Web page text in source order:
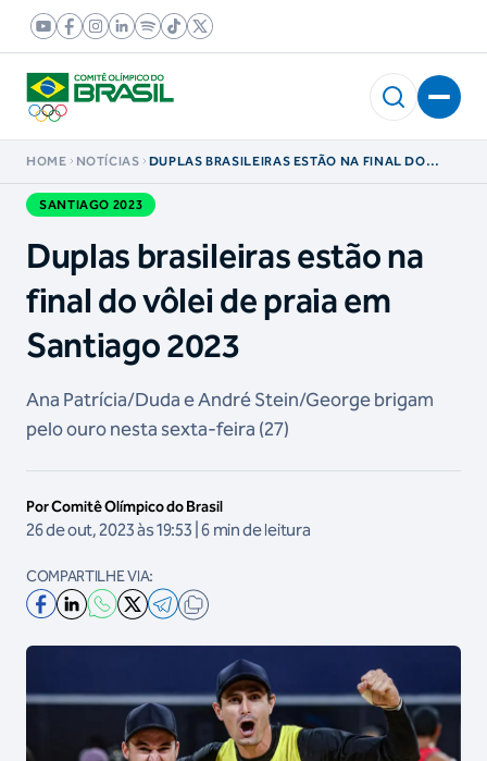
HOME NOTÍCIAS
DUPLAS BRASILEIRAS ESTÃO NA FINAL DO
SANTIAGO 2023
Duplas brasileiras estão na
final do vôlei de praia em
Santiago 2023
Ana Patrícia/Duda e André Stein/George brigam
pelo ouro nesta sexta-feira (27)
Por Comitê Olímpico do Brasil
26 de out, 2023 às 19:53 | 6 min de leitura
COMPARTILHE VIA: